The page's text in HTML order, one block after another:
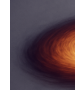
die Herleitung.
Energie in
ausgedrückt,